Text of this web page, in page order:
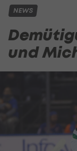
NEWS
und